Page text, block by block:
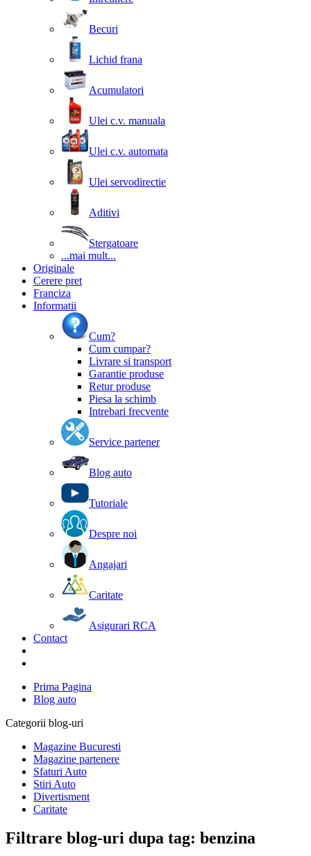
Becuri
Lichid frana
Acumulatori
Ulei c.v. manuala
Ulei c.v. automata
Ulei servodirectie
Aditivi
Stergatoare
...mai mult...
Originale
Cerere pret
Franciza
Informatii
Cum?
Cum cumpar?
Livrare si transport
Garantie produse
Retur produse
Piesa la schimb
Intrebari frecvente
Service partener
Blog auto
Tutoriale
Despre noi
Angajari
Caritate
Asigurari RCA
Contact
Prima Pagina
Blog auto
Categorii blog-uri
Magazine Bucuresti
Magazine partenere
Sfaturi Auto
Stiri Auto
Divertisment
Caritate
Filtrare blog-uri dupa tag: benzina